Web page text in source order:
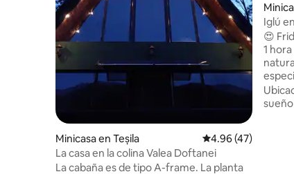
Minicasa en Teșila Calificación
4.96 (47)
La casa en la colina Valea Doftanei
La cabaña es de tipo A-frame. La planta
Iglú
😍
1 hora de
sueño